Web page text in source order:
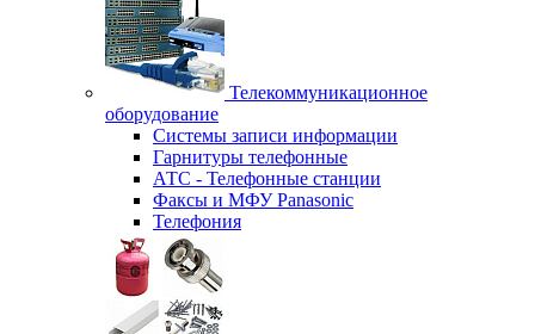
Телекоммуникационное
оборудование
Системы записи информации
Гарнитуры телефонные
АТС - Телефонные станции
Факсы и МФУ Panasonic
Телефония